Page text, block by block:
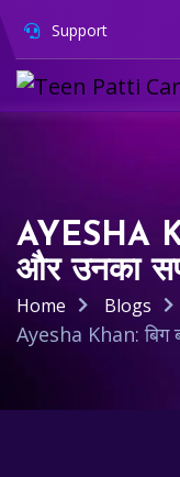
Support
AYESHA
और उनका
Home Blogs
Ayesha Khan: